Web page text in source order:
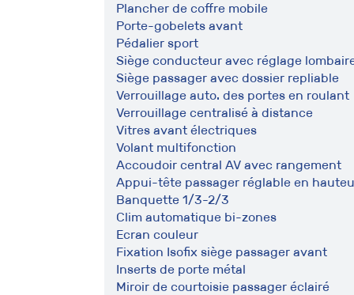
Plancher de coffre mobile
Porte-gobelets avant
Pédalier sport
Siège conducteur avec réglage
Siège passager avec dossier repliable
Verrouillage auto. des portes en roulant
Verrouillage centralisé à distance
Vitres avant électriques
Volant multifonction
Accoudoir central AV avec rangement
Appui-tête passager réglable en
Banquette 1/3-2/3
Clim automatique bi-zones
Ecran couleur
Fixation Isofix siège passager avant
Inserts de porte métal
Miroir de courtoisie passager éclairé